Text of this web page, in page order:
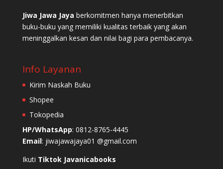
Jiwa Jawa Jaya berkomitmen hanya menerbitkan
buku-buku yang memiliki kualitas terbaik yang akan
meninggalkan kesan dan nilai bagi para pembacanya.
Info Layanan
Kirim Naskah Buku
Shopee
Tokopedia
HP/WhatsApp: 0812-8765-4445
Email: jiwajawajaya01 @gmail.com
Ikuti Tiktok Javanicabooks